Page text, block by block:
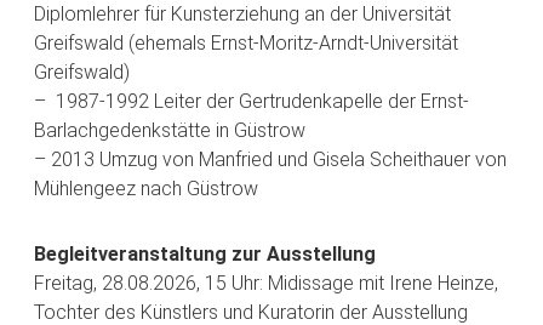
Diplomlehrer für Kunsterziehung an der Universität
Greifswald (ehemals Ernst-Moritz-Arndt-Universität
Greifswald)
– 1987-1992 Leiter der Gertrudenkapelle der Ernst-
Barlachgedenkstätte in Güstrow
– 2013 Umzug von Manfried und Gisela Scheithauer von
Mühlengeez nach Güstrow
Begleitveranstaltung zur Ausstellung
Freitag, 28.08.2026, 15 Uhr: Midissage mit Irene Heinze,
Tochter des Künstlers und Kuratorin der Ausstellung